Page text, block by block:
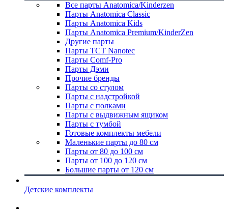
Все парты Anatomica/Kinderzen
Парты Anatomica Classic
Парты Anatomica Kids
Парты Anatomica Premium/KinderZen
Другие парты
Парты TCT Nanotec
Парты Comf-Pro
Парты Дэми
Прочие бренды
Парты со стулом
Парты с надстройкой
Парты с полками
Парты с выдвижным ящиком
Парты с тумбой
Готовые комплекты мебели
Маленькие парты до 80 см
Парты от 80 до 100 см
Парты от 100 до 120 см
Большие парты от 120 см
Детские комплекты